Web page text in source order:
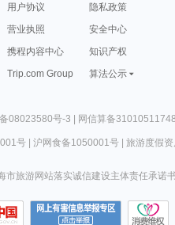
用户协议
隐私政策
营业执照
安全中心
携程内容中心
知识产权
Trip.com Group
算法公示
08023580号-3 | 网信算备
号| 沪网食备1050001号| 旅游度假资
市旅游网站落实诚信建设主体责任承诺书